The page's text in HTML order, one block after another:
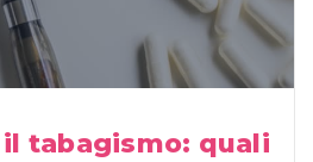
tabagismo: quali